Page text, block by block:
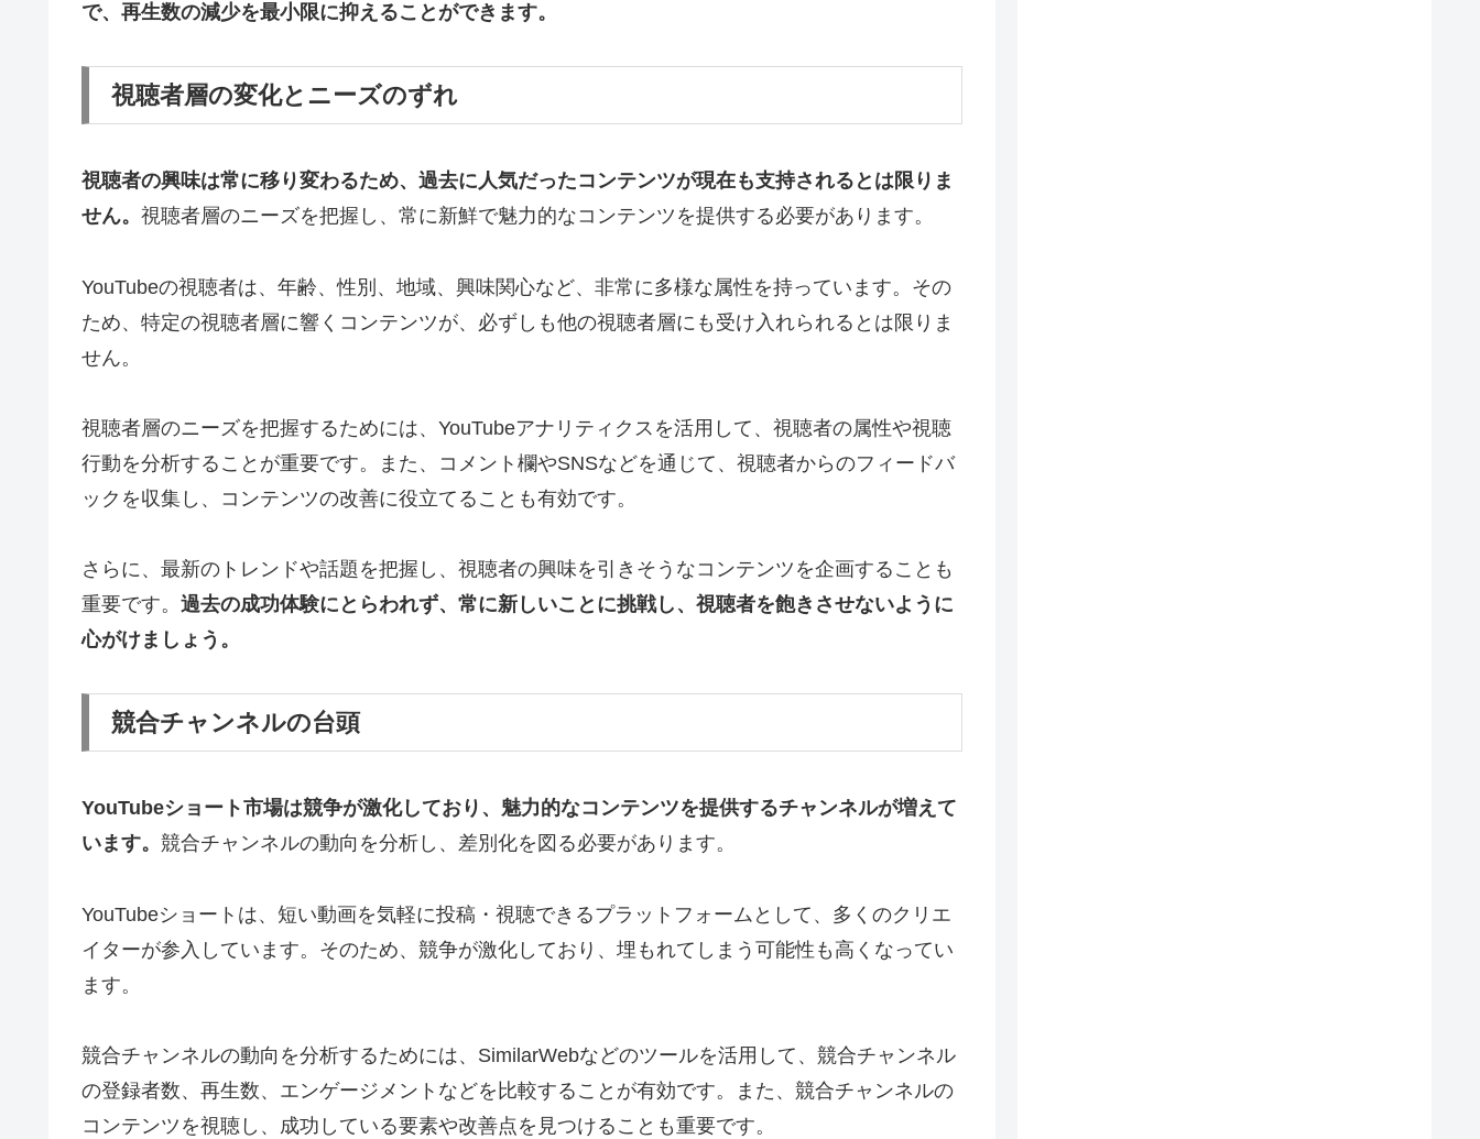
で、再生数の減少を最小限に抑えることができます。
視聴者層の変化とニーズのずれ
視聴者の興味は常に移り変わるため、過去に人気だったコンテンツが現在も支持されるとは限りま
せん。 視聴者層のニーズを把握し、常に新鮮で魅力的なコンテンツを提供する必要があります。
YouTubeの視聴者は、年齢、性別、地域、興味関心など、非常に多様な属性を持っています。その
ため、特定の視聴者層に響くコンテンツが、必ずしも他の視聴者層にも受け入れられるとは限りま
せん。
視聴者層のニーズを把握するためには、YouTubeアナリティクスを活用して、視聴者の属性や視聴
行動を分析することが重要です。また、コメント欄やSNSなどを通じて、視聴者からのフィードバ
ックを収集し、コンテンツの改善に役立てることも有効です。
さらに、最新のトレンドや話題を把握し、視聴者の興味を引きそうなコンテンツを企画することも
重要です。 過去の成功体験にとらわれず、常に新しいことに挑戦し、視聴者を飽きさせないように
心がけましょう。
競合チャンネルの台頭
YouTubeショート市場は競争が激化しており、魅力的なコンテンツを提供するチャンネルが増えて
います。 競合チャンネルの動向を分析し、差別化を図る必要があります。
YouTubeショートは、短い動画を気軽に投稿・視聴できるプラットフォームとして、多くのクリエ
イターが参入しています。そのため、競争が激化しており、埋もれてしまう可能性も高くなってい
ます。
競合チャンネルの動向を分析するためには、SimilarWebなどのツールを活用して、競合チャンネル
の登録者数、再生数、エンゲージメントなどを比較することが有効です。また、競合チャンネルの
コンテンツを視聴し、成功している要素や改善点を見つけることも重要です。